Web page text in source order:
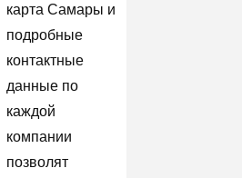
карта Самары и
подробные
контактные
данные по
каждой
компании
позволят